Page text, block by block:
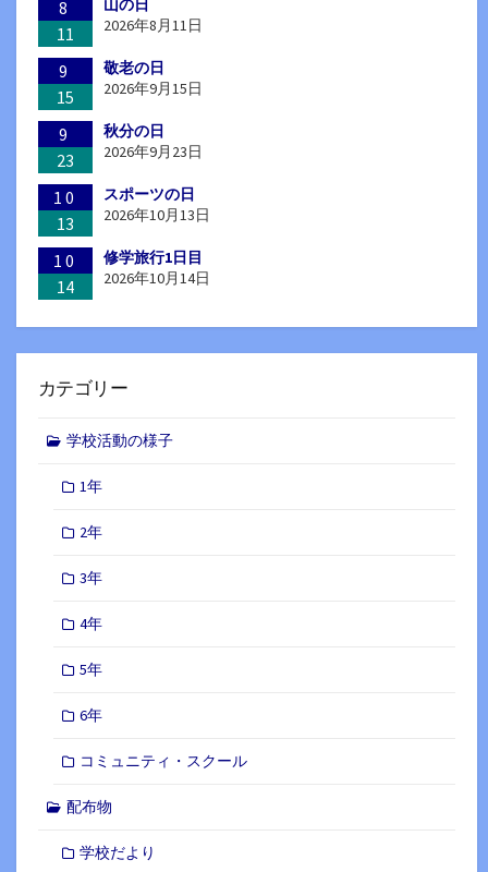
8
11
山の日
2026年8月11日
9
15
敬老の日
2026年9月15日
9
23
秋分の日
2026年9月23日
10
13
スポーツの日
2026年10月13日
10
14
修学旅行1日目
2026年10月14日
カテゴリー
学校活動の様子
1年
2年
3年
4年
5年
6年
コミュニティ・スクール
配布物
学校だより